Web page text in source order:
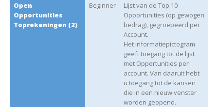
Open
Opportunities
Toprekeningen (2)
Beginner
Lijst van de Top 10
Opportunities (op gewogen
bedrag), gegroepeerd per
Account.
Het informatiepictogram
geeft toegang tot de lijst
met Opportunities per
account. Van daaruit hebt
u toegang tot de kansen
die in een nieuw venster
worden geopend.